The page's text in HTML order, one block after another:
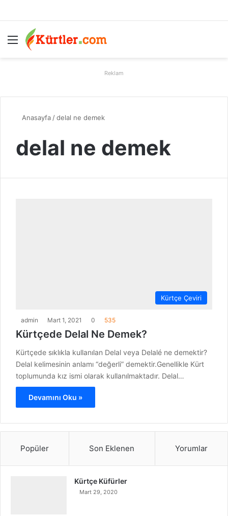
Menü
Reklam
Anasayfa /delal ne demek
delal ne demek
Kürtçe Çeviri
admin Mart 1, 2021 0 535
Kürtçede Delal Ne Demek?
Kürtçede sıklıkla kullanılan Delal veya Delalé ne demektir?
Delal kelimesinin anlamı “değerli” demektir.Genellikle Kürt
toplumunda kız ismi olarak kullanılmaktadır. Delal…
Devamını Oku »
Popüler Son Eklenen Yorumlar
Kürtçe Küfürler
Mart 29, 2020